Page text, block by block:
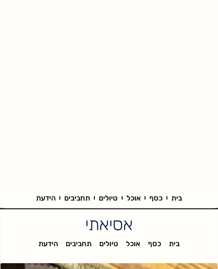
בית כסף אוכל טיולים תחביבים הידעת
אסיאתי
בית כסף אוכל טיולים תחביבים הידעת